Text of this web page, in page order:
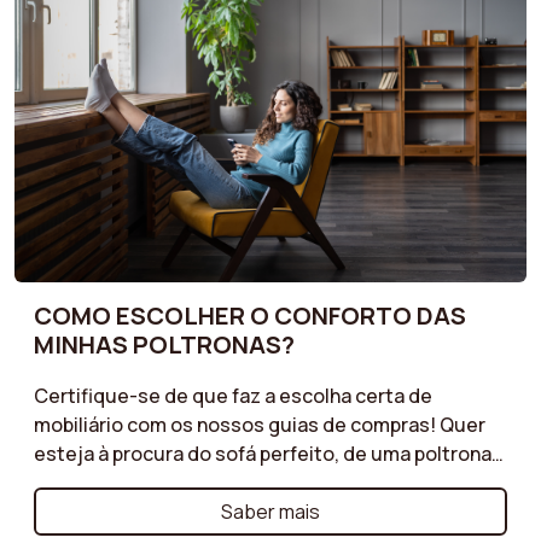
COMO ESCOLHER O CONFORTO DAS
MINHAS POLTRONAS?
Certifique-se de que faz a escolha certa de
mobiliário com os nossos guias de compras! Quer
esteja à procura do sofá perfeito, de uma poltrona
confortável ou de um pufe prático, os nossos guias
oferecem conselhos valiosos para cada tipo de
móvel. Descubra os critérios essenciais a
Saber mais